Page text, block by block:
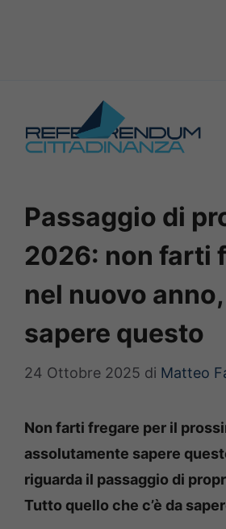
contenuto
Passaggio di
2026: non farti
nel nuovo
sapere questo
24 Ottobre 2025 di Matteo
Non farti fregare per il
assolutamente sapere
riguarda il passaggio di
Tutto quello che c’è da